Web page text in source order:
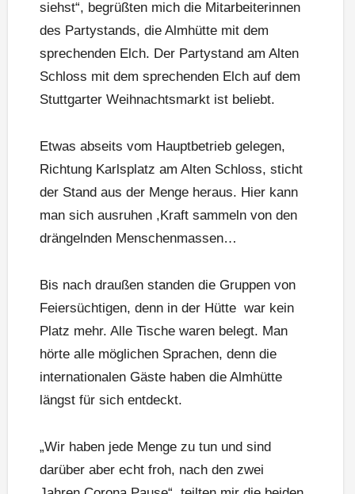
siehst“, begrüßten mich die Mitarbeiterinnen
des Partystands, die Almhütte mit dem
sprechenden Elch. Der Partystand am Alten
Schloss mit dem sprechenden Elch auf dem
Stuttgarter Weihnachtsmarkt ist beliebt.
Etwas abseits vom Hauptbetrieb gelegen,
Richtung Karlsplatz am Alten Schloss, sticht
der Stand aus der Menge heraus. Hier kann
man sich ausruhen ,Kraft sammeln von den
drängelnden Menschenmassen…
Bis nach draußen standen die Gruppen von
Feiersüchtigen, denn in der Hütte war kein
Platz mehr. Alle Tische waren belegt. Man
hörte alle möglichen Sprachen, denn die
internationalen Gäste haben die Almhütte
längst für sich entdeckt.
„Wir haben jede Menge zu tun und sind
darüber aber echt froh, nach den zwei